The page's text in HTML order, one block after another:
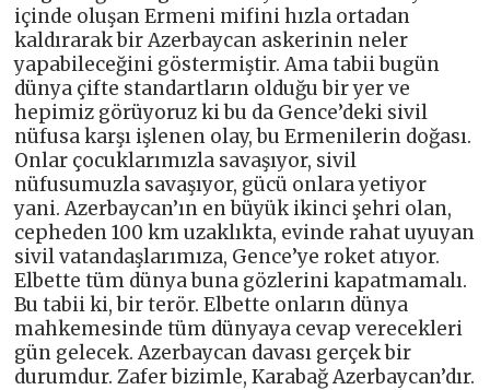
içinde oluşan Ermeni mifini hızla ortadan
kaldırarak bir Azerbaycan askerinin neler
yapabileceğini göstermiştir. Ama tabii bugün
dünya çifte standartların olduğu bir yer ve
hepimiz görüyoruz ki bu da Gence’deki sivil
nüfusa karşı işlenen olay, bu Ermenilerin doğası.
Onlar çocuklarımızla savaşıyor, sivil
nüfusumuzla savaşıyor, gücü onlara yetiyor
yani. Azerbaycan’ın en büyük ikinci şehri olan,
cepheden 100 km uzaklıkta, evinde rahat uyuyan
sivil vatandaşlarımıza, Gence’ye roket atıyor.
Elbette tüm dünya buna gözlerini kapatmamalı.
Bu tabii ki, bir terör. Elbette onların dünya
mahkemesinde tüm dünyaya cevap verecekleri
gün gelecek. Azerbaycan davası gerçek bir
durumdur. Zafer bizimle, Karabağ Azerbaycan’dır.